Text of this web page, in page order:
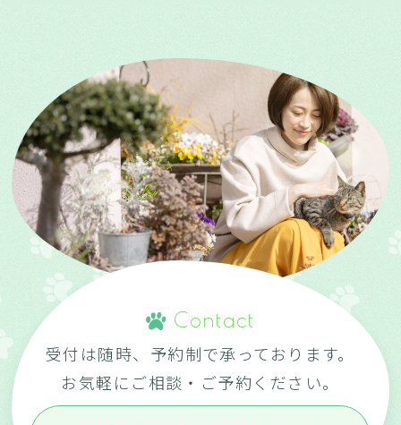
Contact
受付は随時、予約制で承っております。
お気軽にご相談・ご予約ください。